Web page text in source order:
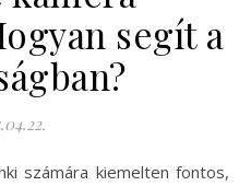
segít a